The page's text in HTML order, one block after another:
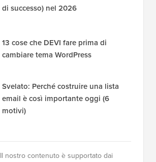
di successo) nel 2026
13 cose che DEVI fare prima di
cambiare tema WordPress
Svelato: Perché costruire una lista
email è così importante oggi (6
motivi)
Il nostro contenuto è supportato dai